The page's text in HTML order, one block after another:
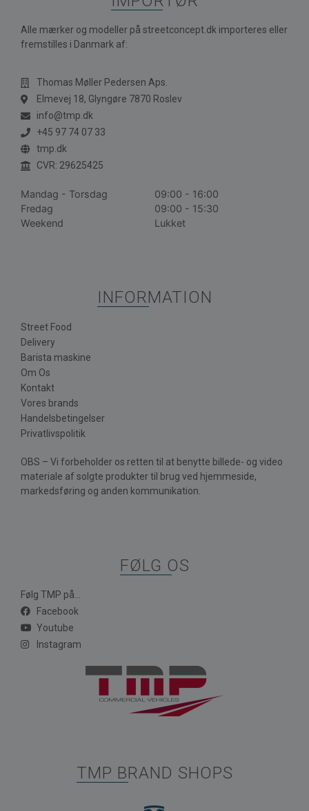
Alle mærker og modeller på streetconcept.dk importeres eller
fremstilles i Danmark af:
Thomas Møller Pedersen Aps.
Elmevej 18, Glyngøre 7870 Roslev
info@tmp.dk
+45 97 74 07 33
tmp.dk
CVR: 29625425
Mandag - Torsdag
09:00 - 16:00
Fredag
09:00 - 15:30
Weekend
Lukket
INFORMATION
Street Food
Delivery
Barista maskine
Om Os
Kontakt
Vores brands
Handelsbetingelser
Privatlivspolitik
OBS – Vi forbeholder os retten til at benytte billede- og video
materiale af solgte produkter til brug ved hjemmeside,
markedsføring og anden kommunikation.
FØLG OS
Følg TMP på...
Facebook
Youtube
Instagram
TMP BRAND SHOPS